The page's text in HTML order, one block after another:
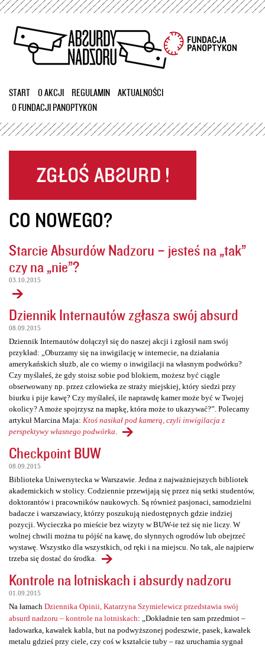
Przejdź
treści
START O AKCJI REGULAMIN
AKTUALNOŚCI
O FUNDACJI PANOPTYKON
CO NOWEGO?
Starcie Absurdów Nadzoru – jesteś na „tak”
czy na „nie”?
03.10.2015
Dziennik Internautów zgłasza swój absurd
08.09.2015
Dziennik Internautów dołączył się do naszej akcji i zgłosił nam swój
przykład: „Oburzamy się na inwigilację w internecie, na działania
amerykańskich służb, ale co wiemy o inwigilacji na własnym podwórku?
Czy myślałeś, że gdy stoisz sobie pod blokiem, możesz być ciągle
obserwowany np. przez człowieka ze straży miejskiej, który siedzi przy
biurku i pije kawę? Czy myślałeś, ile naprawdę kamer może być w Twojej
okolicy? A może spojrzysz na mapkę, która może to ukazywać?”. Polecamy
artykuł Marcina Maja: Ktoś nasikał pod kamerą, czyli inwigilacja z
perspektywy własnego podwórka
Checkpoint BUW
08.09.2015
Biblioteka Uniwersytecka w Warszawie. Jedna z najważniejszych bibliotek
akademickich w stolicy. Codziennie przewijają się przez nią setki studentów,
doktorantów i pracowników naukowych. Są również pasjonaci, samodzielni
badacze i warszawiacy, którzy poszukują niedostępnych gdzie indziej
pozycji. Wycieczka po mieście bez wizyty w BUW-ie też się nie liczy. W
wolnej chwili można tu pójść na kawę, do słynnych ogrodów lub obejrzeć
wystawę. Wszystko dla wszystkich, od ręki i na miejscu. No tak, ale najpierw
trzeba się dostać do środka.
Kontrole na lotniskach i absurdy nadzoru
01.09.2015
Na łamach Dziennika Opinii, Katarzyna Szymielewicz przedstawia swój
absurd nadzoru – kontrole na lotniskach: „Dokładnie ten sam przedmiot –
ładowarka, kawałek kabla, but na podwyższonej podeszwie, pasek, kawałek
metalu gdzieś przy ciele, czy coś w kształcie tuby – raz uruchamia sygnał